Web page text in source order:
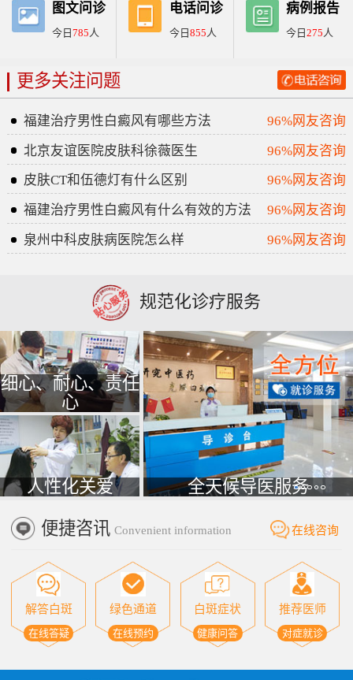
图文问诊
今日785人
电话问诊
今日 855人
病例报告
今日275人
更多关注问题
福建治疗男性白癜风有哪些方法
96%网友咨询
北京友谊医院皮肤科徐薇医生
96%网友咨询
皮肤CT和伍德灯有什么区别
96%网友咨询
福建治疗男性白癜风有什么有效的方法
96%网友咨询
泉州中科皮肤病医院怎么样
96%网友咨询
规范化诊疗服务
细心、耐心、责任
心
人性化关爱 全天候导医服务
便捷咨讯 Convenient information 在线咨询
解答白斑
在线答疑
绿色通道
在线预约
白斑症状
健康问答
推荐医师
对症就诊